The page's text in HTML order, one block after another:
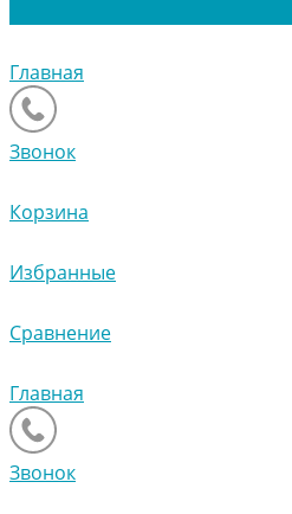
Главная
Звонок
Корзина
Избранные
Сравнение
Главная
Звонок